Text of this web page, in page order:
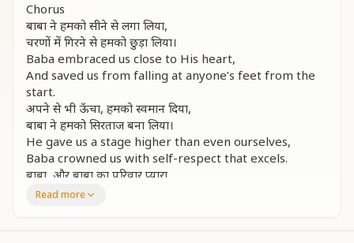
Chorus
बाबा ने हमको सीने से लगा लिया,
चरणों में गिरने से हमको छुड़ा लिया।
Baba embraced us close to His heart,
And saved us from falling at anyone’s feet from the
start.
अपने से भी ऊँचा, हमको स्वमान दिया,
बाबा ने हमको सिरताज बना लिया।
He gave us a stage higher than even ourselves,
Baba crowned us with self-respect that excels.
बाबा, और बाबा का परिवार प्यारा,
सबसे निराला संसार हमारा।
Read more